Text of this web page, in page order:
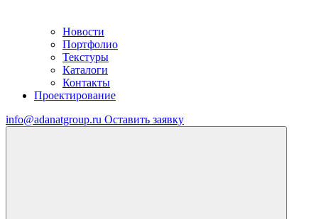
Новости
Портфолио
Текстуры
Каталоги
Контакты
Проектирование
info@adanatgroup.ru Оставить заявку